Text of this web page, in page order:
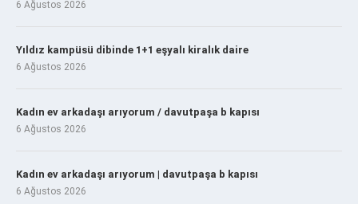
6 Ağustos 2026
Yıldız kampüsü dibinde 1+1 eşyalı kiralık daire
6 Ağustos 2026
Kadın ev arkadaşı arıyorum / davutpaşa b kapısı
6 Ağustos 2026
Kadın ev arkadaşı arıyorum | davutpaşa b kapısı
6 Ağustos 2026